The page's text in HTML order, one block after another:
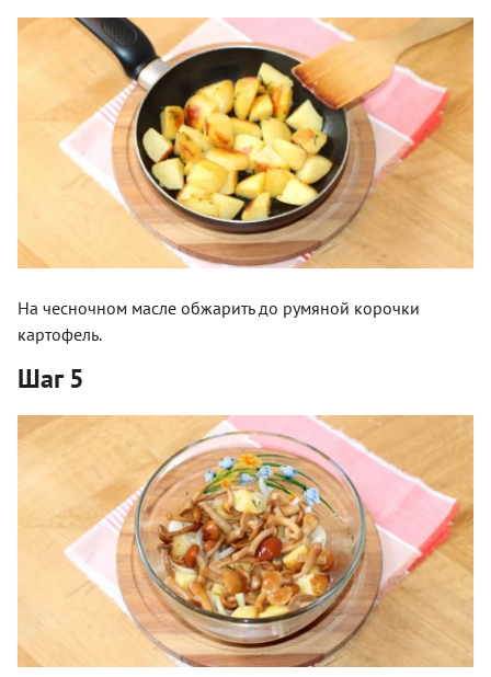
На чесночном масле обжарить до румяной корочки
картофель.
Шаг 5